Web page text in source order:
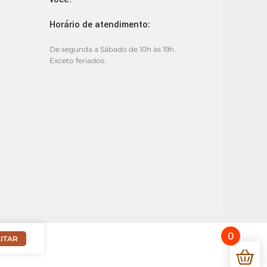
Horário de atendimento:
De segunda a Sábado de 10h às 19h.
Exceto feriados.
0